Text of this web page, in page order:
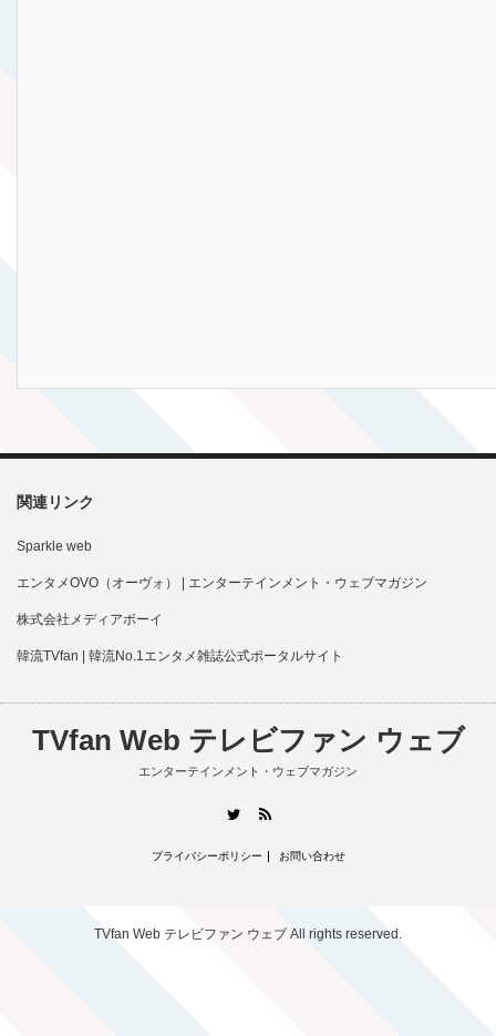
関連リンク
Sparkle web
エンタメOVO（オーヴォ） | エンターテインメント・ウェブマガジン
株式会社メディアボーイ
韓流TVfan | 韓流No.1エンタメ雑誌公式ポータルサイト
TVfan Web テレビファン ウェブ
エンターテインメント・ウェブマガジン
Twitter
プライバシーポリシー お問い合わせ
TVfan Web テレビファン ウェブ All rights reserved.